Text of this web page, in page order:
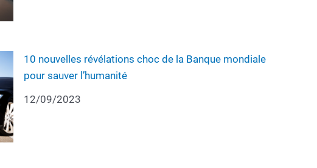
10 nouvelles révélations choc de la Banque mondiale
pour sauver l’humanité
12/09/2023